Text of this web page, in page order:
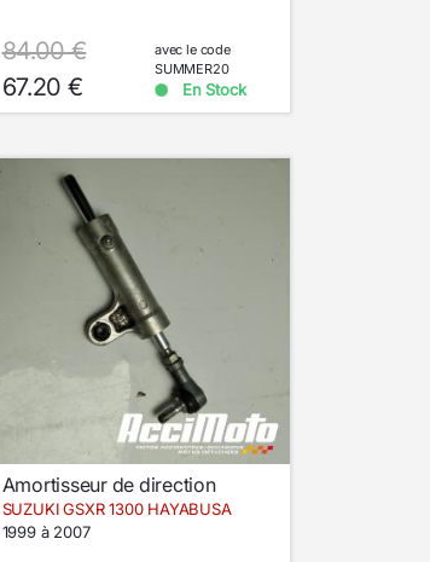
84.00 €
67.20 €
avec le code
SUMMER20
En Stock
Amortisseur de direction
SUZUKI GSXR 1300 HAYABUSA
1999 à 2007